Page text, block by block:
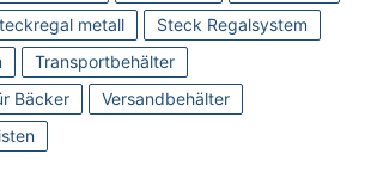
metall
Steck Regalsystem
Transportbehälter
Bäcker
Versandbehälter